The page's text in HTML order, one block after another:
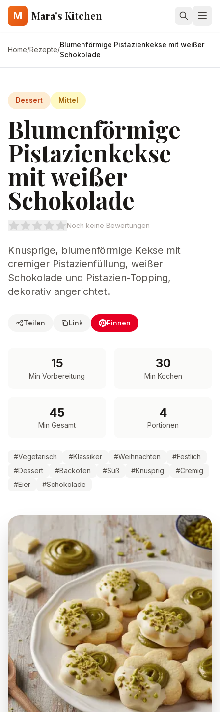
M Mara's Kitchen
Home/Rezepte/
Blumenförmige Pistazienkekse mit weißer
Schokolade
Dessert Mittel
Blumenförmige
Pistazienkekse
mit weißer
Schokolade
Noch keine Bewertungen
Knusprige, blumenförmige Kekse mit
cremiger Pistazienfüllung, weißer
Schokolade und Pistazien-Topping,
dekorativ angerichtet.
Teilen Link Pinnen
15
Min Vorbereitung
30
Min Kochen
45
Min Gesamt
4
Portionen
#Vegetarisch #Klassiker #Weihnachten #Festlich
#Dessert #Backofen #Süß #Knusprig #Cremig
#Eier #Schokolade